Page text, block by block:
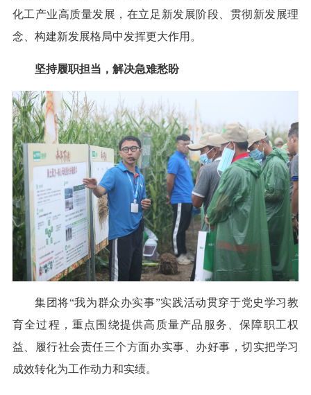
化工产业高质量发展，在立足新发展阶段、贯彻新发展理
念、构建新发展格局中发挥更大作用。
坚持履职担当，解决急难愁盼
集团将“我为群众办实事”实践活动贯穿于党史学习教
育全过程，重点围绕提供高质量产品服务、保障职工权
益、履行社会责任三个方面办实事、办好事，切实把学习
成效转化为工作动力和实绩。